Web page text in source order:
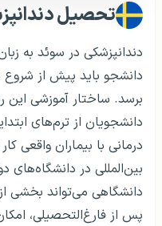
تحصیل
دندانپزشکی در سوئد به
دانشجو باید پیش از
برسد. ساختار آموزشی
دانشجویان از ترم‌های
درمانی با بیماران واقعی
بین‌المللی در دانشگاه‌های
دانشگاهی می‌تواند بخشی
پس از فارغ‌التحصیلی،